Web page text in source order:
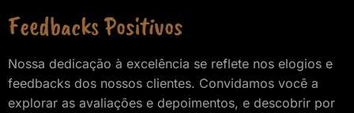
Feedbacks Positivos
Nossa dedicação à excelência se reflete nos elogios e
feedbacks dos nossos clientes. Convidamos você a
explorar as avaliações e depoimentos, e descobrir por